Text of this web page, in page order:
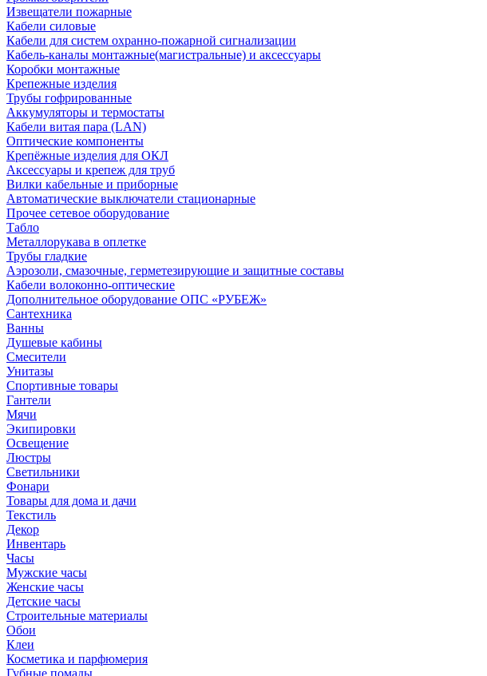
Извещатели пожарные
Кабели силовые
Кабели для систем охранно-пожарной сигнализации
Кабель-каналы монтажные(магистральные) и аксессуары
Коробки монтажные
Крепежные изделия
Трубы гофрированные
Аккумуляторы и термостаты
Кабели витая пара (LAN)
Оптические компоненты
Крепёжные изделия для ОКЛ
Аксессуары и крепеж для труб
Вилки кабельные и приборные
Автоматические выключатели стационарные
Прочее сетевое оборудование
Табло
Металлорукава в оплетке
Трубы гладкие
Аэрозоли, смазочные, герметезирующие и защитные составы
Кабели волоконно-оптические
Дополнительное оборудование ОПС «РУБЕЖ»
Сантехника
Ванны
Душевые кабины
Смесители
Унитазы
Спортивные товары
Гантели
Мячи
Экипировки
Освещение
Люстры
Светильники
Фонари
Товары для дома и дачи
Текстиль
Декор
Инвентарь
Часы
Мужские часы
Женские часы
Детские часы
Строительные материалы
Обои
Клеи
Косметика и парфюмерия
Губные помады